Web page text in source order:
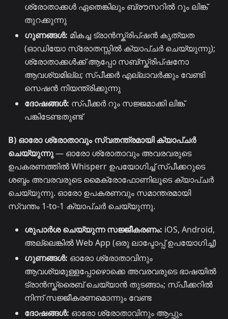
ശ്രോതാക്കൾ ഏതെങ്കിലും ബ്രൗസറിൽ റൂം ലിങ്ക്
തുറക്കുന്നു
ഗുണങ്ങൾ: മികച്ച ട്രാൻസ്ക്രിപ്ഷൻ കൃത്യത
(ഓഡിയോ സ്രോതസ്സിൽ ക്യാപ്ചർ ചെയ്യുന്നു);
ശ്രോതാക്കൾക്ക് ആപ്പോ സബ്സ്ക്രിപ്ഷനോ
ആവശ്യമില്ല; സ്പീക്കർ എല്ലാവർക്കും വേണ്ടി
സെഷൻ നിയന്ത്രിക്കുന്നു
ദോഷങ്ങൾ: സ്പീക്കർ റൂം സജ്ജമാക്കി ലിങ്ക്
പങ്കിടേണ്ടതുണ്ട്
B) ഓരോ ശ്രോതാവും സ്വതന്ത്രമായി ക്യാപ്ചർ
ചെയ്യുന്നു— ഓരോ ശ്രോതാവും അവരവരുടെ
ഉപകരണത്തിൽ Whisperr ഉപയോഗിച്ച് സ്പീക്കറുടെ
ശബ്ദം അവരവരുടെ മൈക്രോഫോണിലൂടെ ക്യാപ്ചർ
ചെയ്യുന്നു. ഓരോ ഉപകരണവും സമാന്തരമായി
സ്വന്തം 1-to-1 ക്യാപ്ചർ ചെയ്യുന്നു.
ശുപാർശ ചെയ്യുന്ന സജ്ജീകരണം: iOS, Android,
അല്ലെങ്കിൽ Web App (ഒരു ലാപ്ടോപ്പ് ഉപയോഗിച്ച്)
ഗുണങ്ങൾ: ഓരോ ശ്രോതാവിനും
ആവശ്യമുള്ളപ്പോഴൊക്കെ അവരവരുടെ ഭാഷയിൽ
ട്രാൻസ്ക്രൈബ് ചെയ്യാൻ തുടങ്ങാം; സ്പീക്കറിൽ
നിന്ന് സജ്ജീകരണമൊന്നും വേണ്ട
ദോഷങ്ങൾ: ഓരോ ശ്രോതാവിനും ആപ്പും